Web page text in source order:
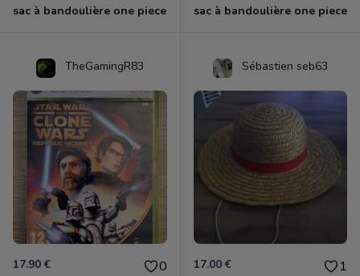
sac à bandoulière one piece sac à bandoulière one piece
TheGamingR83
17.90 € 0
Sébastien seb63
17.00 € 1